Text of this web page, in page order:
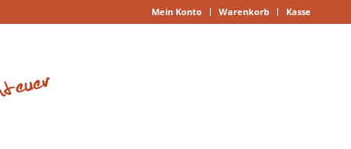
Mein Konto Warenkorb Kasse